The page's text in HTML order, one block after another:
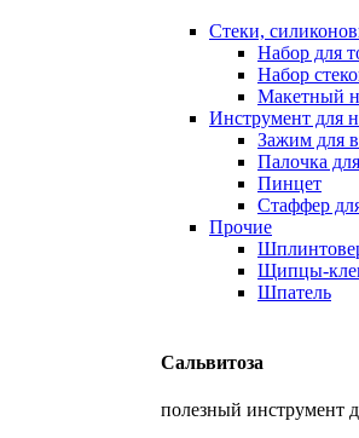
Стеки,
Набор для
Набор
Макетный
Инструмент для
Зажим для
Палочка
Пинцет
Стаффер
Прочие
Щипцы-
Шпатель
Сальвитоза
полезный инструмент